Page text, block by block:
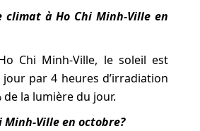
climat à Ho Chi Minh-Ville en
Chi Minh-Ville, le soleil est
par 4 heures d’irradiation
de la lumière du jour.
Minh-Ville en octobre?